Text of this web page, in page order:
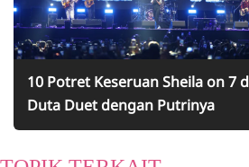
10 Potret Keseruan Sheila on 7
Duta Duet dengan Putrinya